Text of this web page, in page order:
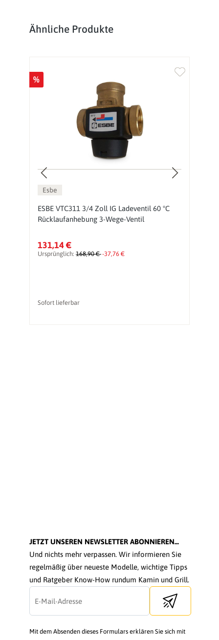
Produktgalerie überspringen
Ähnliche Produkte
%
Esbe
ESBE VTC311 3/4 Zoll IG Ladeventil 60 °C
Rücklaufanhebung 3-Wege-Ventil
131,14 €
Ursprünglich: 168,90 €-37,76 €
Sofort lieferbar
JETZT UNSEREN NEWSLETTER ABONNIEREN...
Und nichts mehr verpassen. Wir informieren Sie
regelmäßig über neueste Modelle, wichtige Tipps
und Ratgeber Know-How rundum Kamin und Grill.
Send newsletter
Mit dem Absenden dieses Formulars erklären Sie sich mit